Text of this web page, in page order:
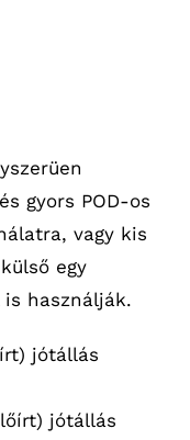
gyors POD-os
vagy kis
egy
használják.
jótállás
jótállás